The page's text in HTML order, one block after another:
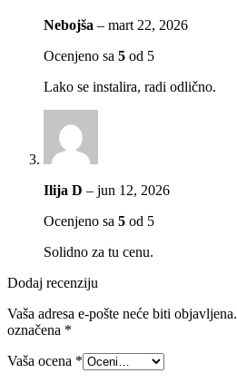
Nebojša – mart 22, 2026
Ocenjeno sa 5 od 5
Lako se instalira, radi odlično.
Ilija D – jun 12, 2026
Ocenjeno sa 5 od 5
Solidno za tu cenu.
Dodaj recenziju
Vaša adresa e-pošte neće biti objavljena.
označena *
Vaša ocena *